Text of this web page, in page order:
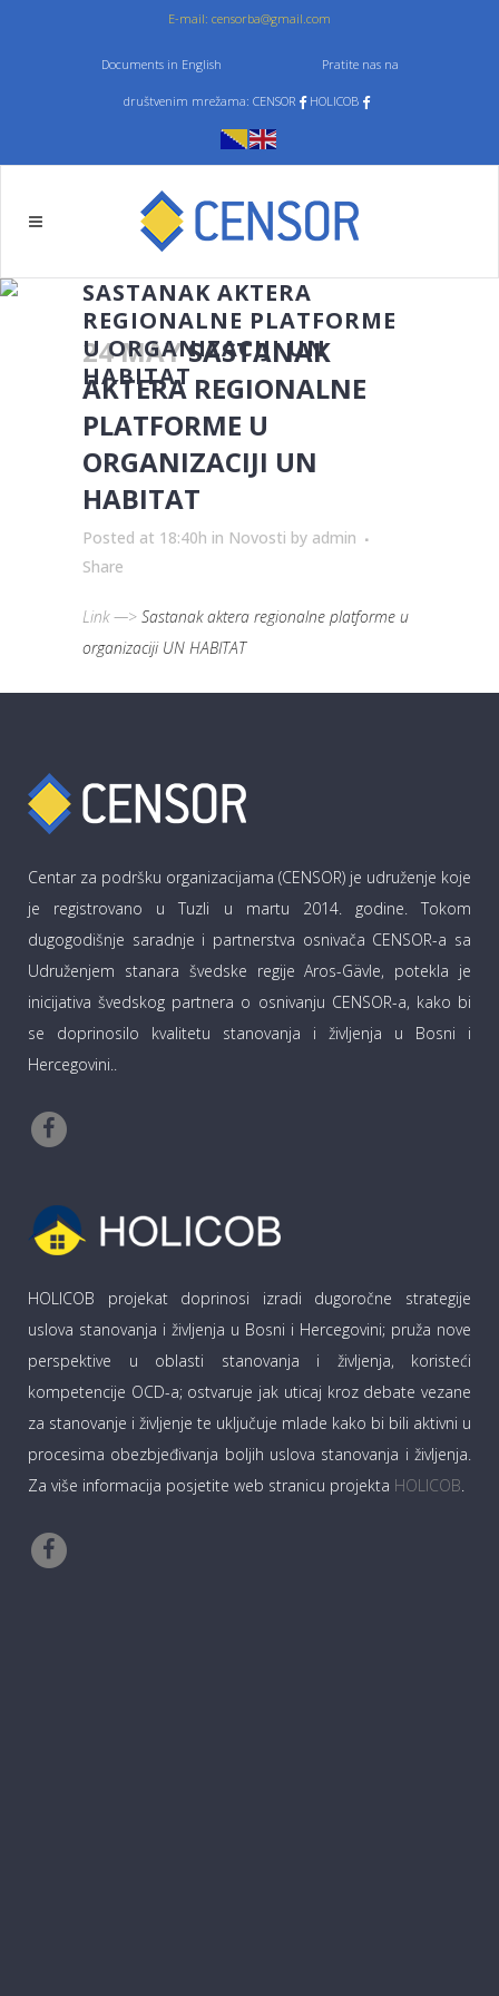
E-mail: censorba@gmail.com
Documents in English Pratite nas na
društvenim mrežama: CENSOR HOLICOB
SASTANAK AKTERA
REGIONALNE PLATFORME
U ORGANIZACIJI UN
HABITAT
24 MAYSASTANAK
AKTERA REGIONALNE
PLATFORME U
ORGANIZACIJI UN
HABITAT
Posted at 18:40h in Novosti by admin
Share
Link —> Sastanak aktera regionalne platforme u
organizaciji UN HABITAT
Centar za podršku organizacijama (CENSOR) je udruženje koje
je registrovano u Tuzli u martu 2014. godine. Tokom
dugogodišnje saradnje i partnerstva osnivača CENSOR-a sa
Udruženjem stanara švedske regije Aros-Gävle, potekla je
inicijativa švedskog partnera o osnivanju CENSOR-a, kako bi
se doprinosilo kvalitetu stanovanja i življenja u Bosni i
Hercegovini..
HOLICOB projekat doprinosi izradi dugoročne strategije
uslova stanovanja i življenja u Bosni i Hercegovini; pruža nove
perspektive u oblasti stanovanja i življenja, koristeći
kompetencije OCD-a; ostvaruje jak uticaj kroz debate vezane
za stanovanje i življenje te uključuje mlade kako bi bili aktivni u
procesima obezbjeđivanja boljih uslova stanovanja i življenja.
Za više informacija posjetite web stranicu projekta HOLICOB.